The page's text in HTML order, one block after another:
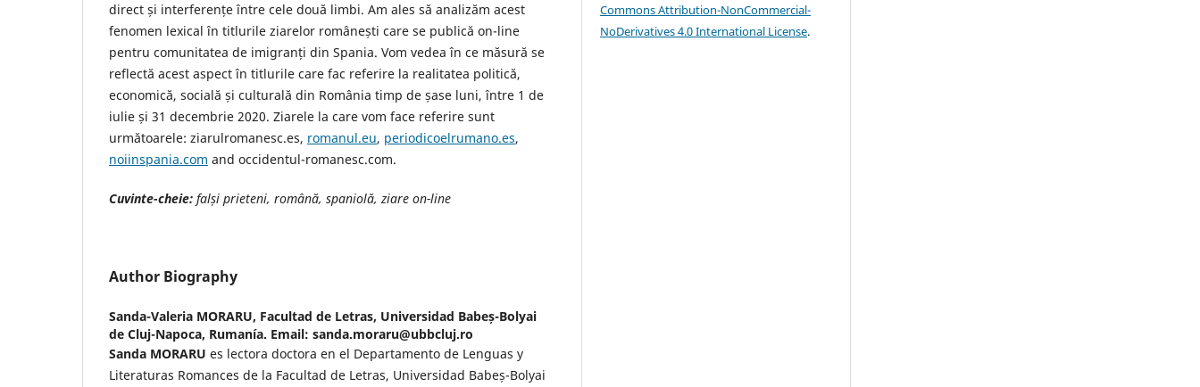
direct și interferențe între cele două limbi. Am ales să analizăm acest
fenomen lexical în titlurile ziarelor românești care se publică on-line
pentru comunitatea de imigranți din Spania. Vom vedea în ce măsură se
reflectă acest aspect în titlurile care fac referire la realitatea politică,
economică, socială și culturală din România timp de șase luni, între 1 de
iulie și 31 decembrie 2020. Ziarele la care vom face referire sunt
următoarele: ziarulromanesc.es, romanul.eu, periodicoelrumano.es,
noiinspania.com and occidentul-romanesc.com.
Cuvinte-cheie: falși prieteni, română, spaniolă, ziare on-line
Author Biography
Sanda-Valeria MORARU, Facultad de Letras, Universidad Babeș-Bolyai
de Cluj-Napoca, Rumanía. Email: sanda.moraru@ubbcluj.ro
Sanda MORARU es lectora doctora en el Departamento de Lenguas y
Literaturas Romances de la Facultad de Letras, Universidad Babeș-Bolyai
Commons Attribution-NonCommercial-
NoDerivatives 4.0 International License.